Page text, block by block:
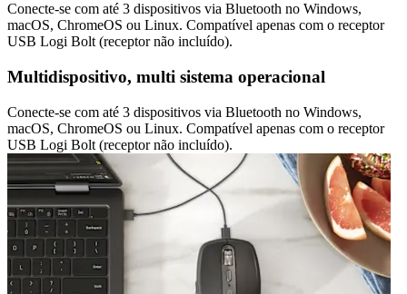
Conecte-se com até 3 dispositivos via Bluetooth no Windows,
macOS, ChromeOS ou Linux. Compatível apenas com o receptor
USB Logi Bolt (receptor não incluído).
Multidispositivo, multi sistema operacional
Conecte-se com até 3 dispositivos via Bluetooth no Windows,
macOS, ChromeOS ou Linux. Compatível apenas com o receptor
USB Logi Bolt (receptor não incluído).